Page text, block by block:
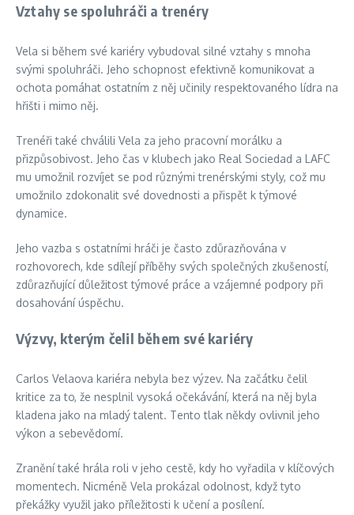
Vztahy se spoluhráči a trenéry
Vela si během své kariéry vybudoval silné vztahy s mnoha
svými spoluhráči. Jeho schopnost efektivně komunikovat a
ochota pomáhat ostatním z něj učinily respektovaného lídra na
hřišti i mimo něj.
Trenéři také chválili Vela za jeho pracovní morálku a
přizpůsobivost. Jeho čas v klubech jako Real Sociedad a LAFC
mu umožnil rozvíjet se pod různými trenérskými styly, což mu
umožnilo zdokonalit své dovednosti a přispět k týmové
dynamice.
Jeho vazba s ostatními hráči je často zdůrazňována v
rozhovorech, kde sdílejí příběhy svých společných zkušeností,
zdůrazňující důležitost týmové práce a vzájemné podpory při
dosahování úspěchu.
Výzvy, kterým čelil během své kariéry
Carlos Velaova kariéra nebyla bez výzev. Na začátku čelil
kritice za to, že nesplnil vysoká očekávání, která na něj byla
kladena jako na mladý talent. Tento tlak někdy ovlivnil jeho
výkon a sebevědomí.
Zranění také hrála roli v jeho cestě, kdy ho vyřadila v klíčových
momentech. Nicméně Vela prokázal odolnost, když tyto
překážky využil jako příležitosti k učení a posílení.